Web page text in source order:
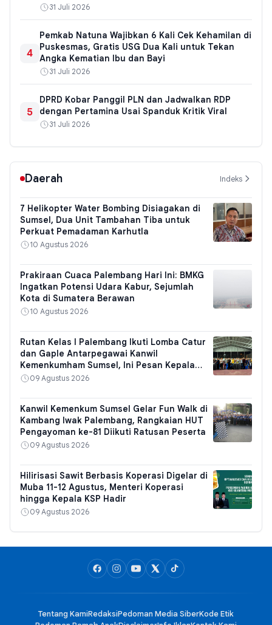
31 Juli 2026
4
Pemkab Natuna Wajibkan 6 Kali Cek Kehamilan di
Puskesmas, Gratis USG Dua Kali untuk Tekan
Angka Kematian Ibu dan Bayi
31 Juli 2026
5
DPRD Kobar Panggil PLN dan Jadwalkan RDP
dengan Pertamina Usai Spanduk Kritik Viral
31 Juli 2026
Daerah Indeks
7 Helikopter Water Bombing Disiagakan di
Sumsel, Dua Unit Tambahan Tiba untuk
Perkuat Pemadaman Karhutla
10 Agustus 2026
Prakiraan Cuaca Palembang Hari Ini: BMKG
Ingatkan Potensi Udara Kabur, Sejumlah
Kota di Sumatera Berawan
10 Agustus 2026
Rutan Kelas I Palembang Ikuti Lomba Catur
dan Gaple Antarpegawai Kanwil
Kemenkumham Sumsel, Ini Pesan Kepala
Rutan
09 Agustus 2026
Kanwil Kemenkum Sumsel Gelar Fun Walk di
Kambang Iwak Palembang, Rangkaian HUT
Pengayoman ke-81 Diikuti Ratusan Peserta
09 Agustus 2026
Hilirisasi Sawit Berbasis Koperasi Digelar di
Muba 11-12 Agustus, Menteri Koperasi
hingga Kepala KSP Hadir
09 Agustus 2026
Tentang KamiRedaksiPedoman Media SiberKode Etik